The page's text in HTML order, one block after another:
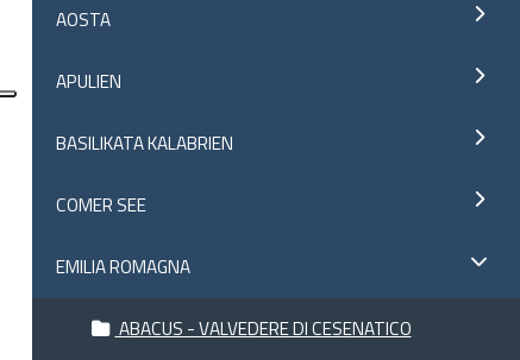
AOSTA
APULIEN
BASILIKATA KALABRIEN
COMER SEE
EMILIA ROMAGNA
ABACUS - VALVEDERE DI CESENATICO